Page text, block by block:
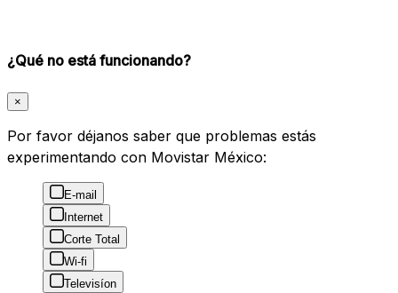
¿Qué no está funcionando?
×
Por favor déjanos saber que problemas estás
experimentando con Movistar México:
E-mail
Internet
Corte Total
Wi-fi
Televisíon